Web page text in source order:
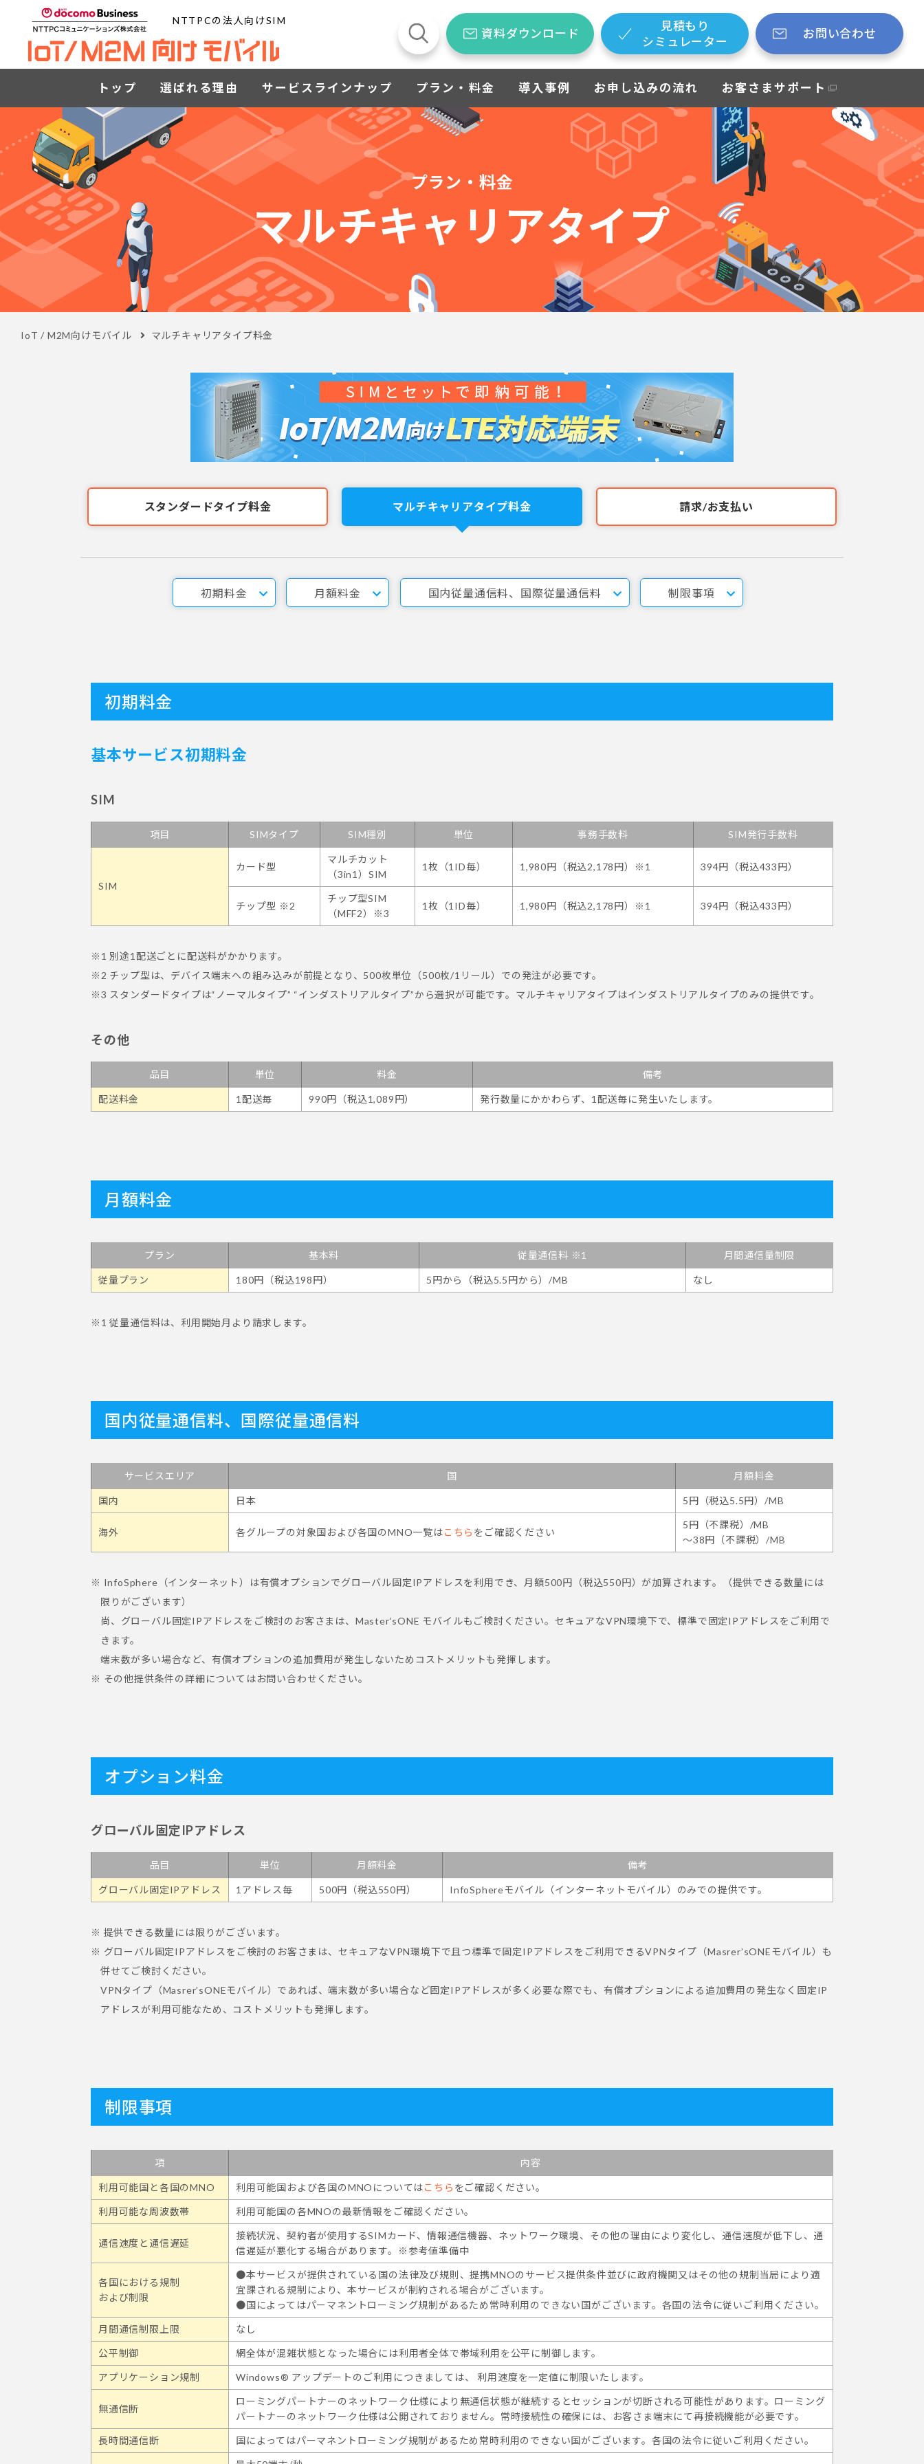
NTTPCの法人向けSIM
資料ダウンロード
見積もり
シミュレーター
お問い合わせ
トップ 選ばれる理由 サービスラインナップ プラン・料金 導入事例 お申し込みの流れ お客さまサポート
プラン・料金
マルチキャリアタイプ
IoT / M2M向けモバイル マルチキャリアタイプ料金
スタンダードタイプ料金 マルチキャリアタイプ料金 請求/お支払い
初期料金 月額料金 国内従量通信料、国際従量通信料 制限事項
初期料金
基本サービス初期料金
SIM
項目 SIMタイプ SIM種別 単位 事務手数料 SIM発行手数料
SIM
カード型
マルチカット
（3in1）SIM
1枚（1ID毎） 1,980円（税込2,178円）※1 394円（税込433円）
チップ型 ※2
チップ型SIM
（MFF2）※3
1枚（1ID毎） 1,980円（税込2,178円）※1 394円（税込433円）
※1 別途1配送ごとに配送料がかかります。
※2 チップ型は、デバイス端末への組み込みが前提となり、500枚単位（500枚/1リール）での発注が必要です。
※3 スタンダードタイプは“ノーマルタイプ” “インダストリアルタイプ”から選択が可能です。マルチキャリアタイプはインダストリアルタイプのみの提供です。
その他
品目 単位 料金 備考
配送料金 1配送毎 990円（税込1,089円） 発行数量にかかわらず、1配送毎に発生いたします。
月額料金
プラン 基本料 従量通信料 ※1 月間通信量制限
従量プラン 180円（税込198円） 5円から（税込5.5円から）/MB なし
※1 従量通信料は、利用開始月より請求します。
国内従量通信料、国際従量通信料
サービスエリア 国 月額料金
国内 日本 5円（税込5.5円）/MB
海外 各グループの対象国および各国のMNO一覧はこちら をご確認ください
5円（不課税）/MB
～38円（不課税）/MB
※ InfoSphere（インターネット）は有償オプションでグローバル固定IPアドレスを利用でき、月額500円（税込550円）が加算されます。（提供できる数量には
限りがございます）
尚、グローバル固定IPアドレスをご検討のお客さまは、Master‘sONE モバイルもご検討ください。セキュアなVPN環境下で、標準で固定IPアドレスをご利用で
きます。
端末数が多い場合など、有償オプションの追加費用が発生しないためコストメリットも発揮します。
※ その他提供条件の詳細についてはお問い合わせください。
オプション料金
グローバル固定IPアドレス
品目 単位 月額料金 備考
グローバル固定IPアドレス 1アドレス毎 500円（税込550円） InfoSphereモバイル（インターネットモバイル）のみでの提供です。
※ 提供できる数量には限りがございます。
※ グローバル固定IPアドレスをご検討のお客さまは、セキュアなVPN環境下で且つ標準で固定IPアドレスをご利用できるVPNタイプ（Masrer’sONEモバイル）も
併せてご検討ください。
VPNタイプ（Masrer’sONEモバイル）であれば、端末数が多い場合など固定IPアドレスが多く必要な際でも、有償オプションによる追加費用の発生なく固定IP
アドレスが利用可能なため、コストメリットも発揮します。
制限事項
項 内容
利用可能国と各国のMNO 利用可能国および各国のMNOについてはこちら をご確認ください。
利用可能な周波数帯 利用可能国の各MNOの最新情報をご確認ください。
通信速度と通信遅延
接続状況、契約者が使用するSIMカード、情報通信機器、ネットワーク環境、その他の理由により変化し、通信速度が低下し、通
信遅延が悪化する場合があります。※参考値準備中
各国における規制
および制限
●本サービスが提供されている国の法律及び規則、提携MNOのサービス提供条件並びに政府機関又はその他の規制当局により適
宜課される規制により、本サービスが制約される場合がございます。
●国によってはパーマネントローミング規制があるため常時利用のできない国がございます。各国の法令に従いご利用ください。
月間通信制限上限 なし
公平制御 網全体が混雑状態となった場合には利用者全体で帯域利用を公平に制御します。
アプリケーション規制 Windows® アップデートのご利用につきましては、 利用速度を一定値に制限いたします。
無通信断
ローミングパートナーのネットワーク仕様により無通信状態が継続するとセッションが切断される可能性があります。ローミング
パートナーのネットワーク仕様は公開されておりません。常時接続性の確保には、お客さま端末にて再接続機能が必要です。
長時間通信断 国によってはパーマネントローミング規制があるため常時利用のできない国がございます。各国の法令に従いご利用ください。